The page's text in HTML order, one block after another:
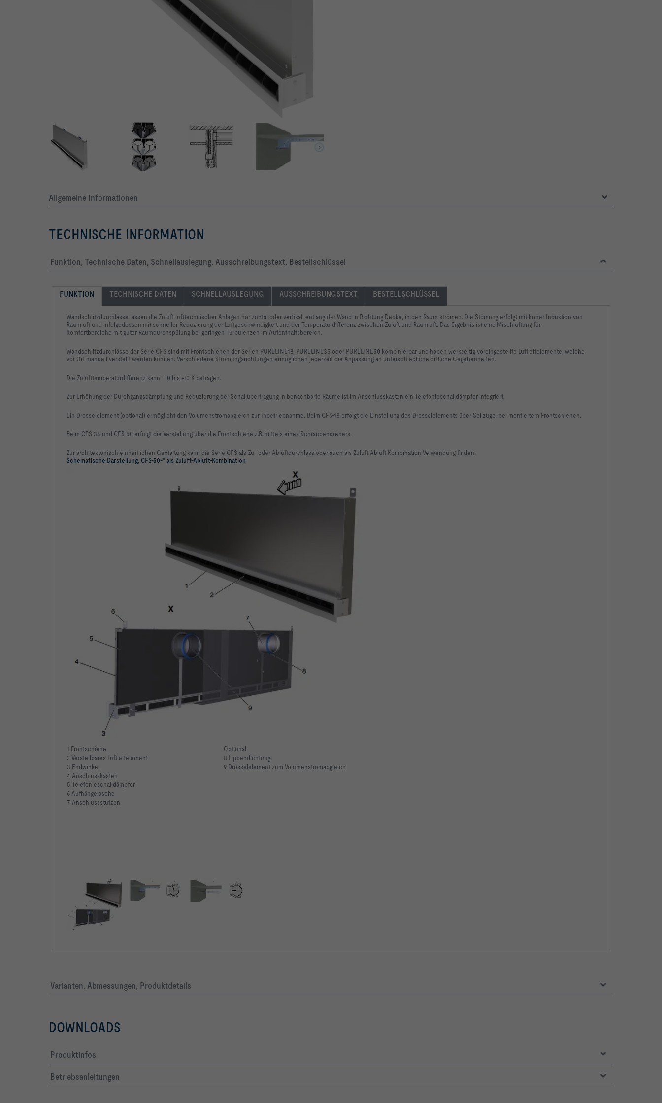
Individuelle Gestaltungsmöglichkeiten mit schwarzen, weißen und grauen Luftleitelementen
Allgemeine Informationen
TECHNISCHE INFORMATION
Funktion, Technische Daten, Schnellauslegung, Ausschreibungstext, Bestellschlüssel
FUNKTION TECHNISCHE DATEN SCHNELLAUSLEGUNG AUSSCHREIBUNGSTEXT BESTELLSCHLÜSSEL
Schematische Darstellung, CFS-50-* als Zuluft-Abluft-Kombination
1 Frontschiene
Optional
2 Verstellbares Luftleitelement
8 Lippendichtung
3 Endwinkel
9 Drosselelement zum Volumenstromabgleich
4 Anschlusskasten
5 Telefonieschalldämpfer
6 Aufhängelasche
7 Anschlussstutzen
Wandschlitzdurchlässe lassen die Zuluft lufttechnischer Anlagen horizontal oder vertikal, entlang der Wand in Richtung Decke, in den Raum strömen. Die Stömung erfolgt mit hoher Induktion von
Raumluft und infolgedessen mit schneller Reduzierung der Luftgeschwindigkeit und der Temperaturdifferenz zwischen Zuluft und Raumluft. Das Ergebnis ist eine Mischlüftung für
Komfortbereiche mit guter Raumdurchspülung bei geringen Turbulenzen im Aufenthaltsbereich.
Wandschlitzdurchlässe der Serie CFS sind mit Frontschienen der Serien PURELINE18, PURELINE35 oder PURELINE50 kombinierbar und haben werkseitig voreingestellte Luftleitelemente, welche
vor Ort manuell verstellt werden können. Verschiedene Strömungsrichtungen ermöglichen jederzeit die Anpassung an unterschiedliche örtliche Gegebenheiten.
Die Zulufttemperaturdifferenz kann –10 bis +10 K betragen.
Zur Erhöhung der Durchgangsdämpfung und Reduzierung der Schallübertragung in benachbarte Räume ist im Anschlusskasten ein Telefonieschalldämpfer integriert.
Ein Drosselelement (optional) ermöglicht den Volumenstromabgleich zur Inbetriebnahme. Beim CFS-18 erfolgt die Einstellung des Drosselelements über Seilzüge, bei montiertem Frontschienen.
Beim CFS-35 und CFS-50 erfolgt die Verstellung über die Frontschiene z.B. mittels eines Schraubendrehers.
Zur architektonisch einheitlichen Gestaltung kann die Serie CFS als Zu- oder Abluftdurchlass oder auch als Zuluft-Abluft-Kombination Verwendung finden.
Varianten, Abmessungen, Produktdetails
DOWNLOADS
Produktinfos
Betriebsanleitungen